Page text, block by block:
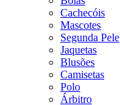
Cachecóis
Mascotes
Segunda Pele
Jaquetas
Blusões
Camisetas
Polo
Árbitro